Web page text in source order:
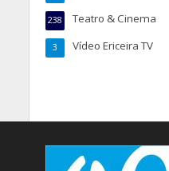
Teatro & Cinema
238
Vídeo Ericeira TV
3